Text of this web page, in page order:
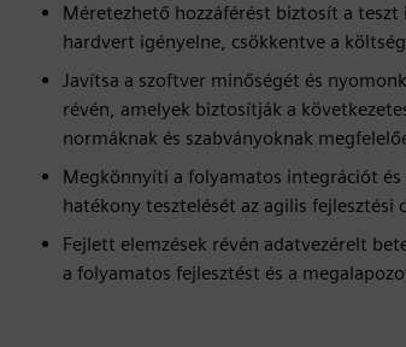
Méretezhető hozzáférést biztosít a
hardvert igényelne, csökkentve a
Javítsa a szoftver minőségét és
révén, amelyek biztosítják a
normáknak és szabványoknak
Megkönnyíti a folyamatos integrációt
hatékony tesztelését az agilis fejlesztési
Fejlett elemzések révén adatvezérelt
a folyamatos fejlesztést és a